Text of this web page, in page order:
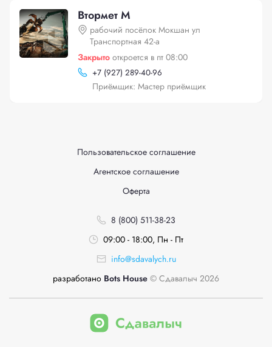
Втормет М
рабочий посёлок Мокшан ул
Транспортная 42-а
Закрыто откроется в пт 08:00
+7 (927) 289-40-96
Приёмщик: Мастер приёмщик
Пользовательское соглашение
Агентское соглашение
Оферта
8 (800) 511-38-23
09:00 - 18:00, Пн - Пт
info@sdavalych.ru
разработано Bots House © Сдавалыч 2026